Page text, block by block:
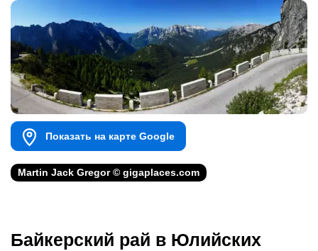
Показать на карте Google
Martin Jack Gregor © gigaplaces.com
Байкерский рай в Юлийских